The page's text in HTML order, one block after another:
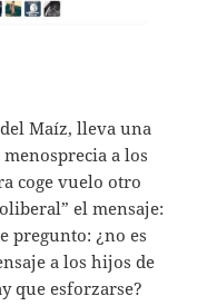
Maíz, lleva una
a los
coge vuelo otro
el mensaje:
pregunto: ¿no es
a los hijos de
que esforzarse?